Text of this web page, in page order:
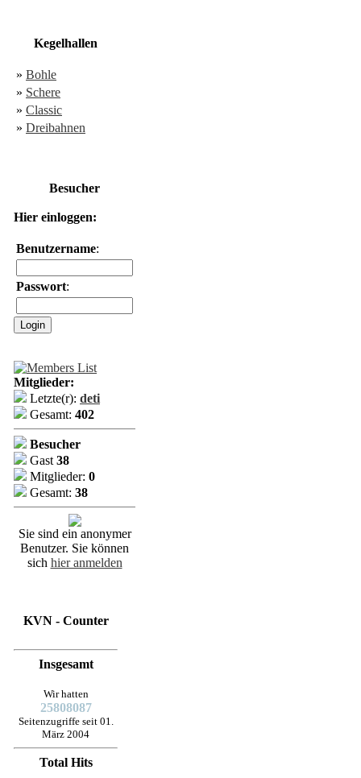
Kegelhallen
» Bohle
» Schere
» Classic
» Dreibahnen
Besucher
Hier einloggen:
Benutzername:
Passwort:
Mitglieder:
Letzte(r): deti
Gesamt: 402
Besucher
Gast 38
Mitglieder: 0
Gesamt: 38
Sie sind ein anonymer
Benutzer. Sie können
sich hier anmelden
KVN - Counter
Insgesamt
Wir hatten
25808087
Seitenzugriffe seit 01.
März 2004
Total Hits